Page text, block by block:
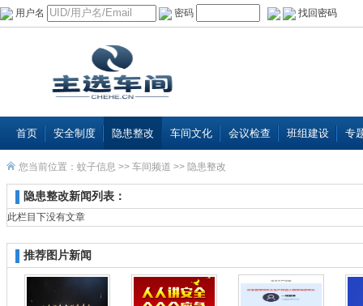
用户名 密码 找回密码
首页 安全制度 隐患整改 车间文化 会议检查 班组建设 专
您当前位置： 蚊子信息 >> 车间频道 >> 隐患整改
隐患整改新闻列表：
此栏目下没有文章
推荐图片新闻